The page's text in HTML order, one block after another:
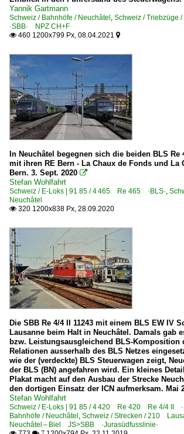
Yannik Gartmann
Schweiz / Bahnhöfe / Neuchâtel , Schweiz /
·SBB· NPZ CH+F
 460 1200x799 Px, 08.04.2021 
In Neuchâtel begegnen sich die beiden BLS Re
mit ihren RE Bern - La Chaux de Fonds und La
Bern. 3. Sept. 2020 
Stefan Wohlfahrt
Schweiz / E-Loks | 91 85 / 4 465 Re 465 ·BLS·,
Neuchâtel
 320 1200x838 Px, 28.09.2020
Die SBB Re 4/4 II 11243 mit einem BLS EW IV
Lausanne beim Halt in Neuchâtel. Damals gab
bzw. Leistungsausgleichend BLS-Komposition
Relationen ausserhalb des BLS Netzes
wie der (verdeckte) BLS Steuerwagen zeigt,
der BLS (BN) angefahren wird. Ein kleines
Plakat macht auf den Ausbau der Strecke
den dortigen Einsatz der ICN aufmerksam. Mai
Stefan Wohlfahrt
Schweiz / E-Loks | 91 85 / 4 420 Re 420 Re 4/4 II
Bahnhöfe / Neuchâtel , Schweiz / Strecken / 210
Neuchâtel – Biel JS>SBB ·Jurasüdfusslinie·